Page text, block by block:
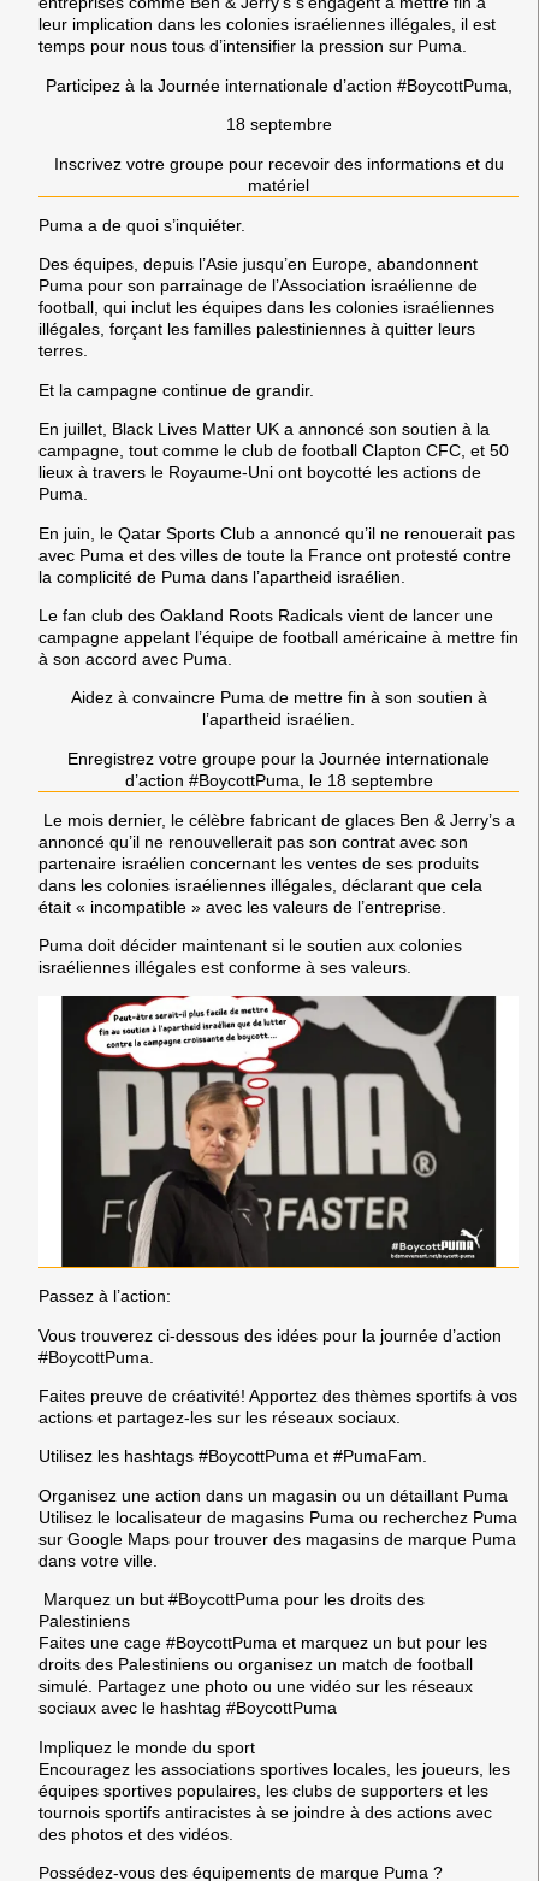
leur implication dans les colonies israéliennes illégales, il est
temps pour nous tous d’intensifier la pression sur Puma.
Participez à la Journée internationale d’action #BoycottPuma,
18 septembre
Inscrivez votre groupe pour recevoir des informations et du
matériel
Puma a de quoi s’inquiéter.
Des équipes, depuis l’Asie jusqu’en Europe, abandonnent
Puma pour son parrainage de l’Association israélienne de
football, qui inclut les équipes dans les colonies israéliennes
illégales, forçant les familles palestiniennes à quitter leurs
terres.
Et la campagne continue de grandir.
En juillet, Black Lives Matter UK a annoncé son soutien à la
campagne, tout comme le club de football Clapton CFC, et 50
lieux à travers le Royaume-Uni ont boycotté les actions de
Puma.
En juin, le Qatar Sports Club a annoncé qu’il ne renouerait pas
avec Puma et des villes de toute la France ont protesté contre
la complicité de Puma dans l’apartheid israélien.
Le fan club des Oakland Roots Radicals vient de lancer une
campagne appelant l’équipe de football américaine à mettre fin
à son accord avec Puma.
Aidez à convaincre Puma de mettre fin à son soutien à
l’apartheid israélien.
Enregistrez votre groupe pour la Journée internationale
d’action #BoycottPuma, le 18 septembre
Le mois dernier, le célèbre fabricant de glaces Ben & Jerry’s a
annoncé qu’il ne renouvellerait pas son contrat avec son
partenaire israélien concernant les ventes de ses produits
dans les colonies israéliennes illégales, déclarant que cela
était « incompatible » avec les valeurs de l’entreprise.
Puma doit décider maintenant si le soutien aux colonies
israéliennes illégales est conforme à ses valeurs.
Passez à l’action:
Vous trouverez ci-dessous des idées pour la journée d’action
#BoycottPuma.
Faites preuve de créativité! Apportez des thèmes sportifs à vos
actions et partagez-les sur les réseaux sociaux.
Utilisez les hashtags #BoycottPuma et #PumaFam.
Organisez une action dans un magasin ou un détaillant Puma
Utilisez le localisateur de magasins Puma ou recherchez Puma
sur Google Maps pour trouver des magasins de marque Puma
dans votre ville.
Marquez un but #BoycottPuma pour les droits des
Palestiniens
Faites une cage #BoycottPuma et marquez un but pour les
droits des Palestiniens ou organisez un match de football
simulé. Partagez une photo ou une vidéo sur les réseaux
sociaux avec le hashtag #BoycottPuma
Impliquez le monde du sport
Encouragez les associations sportives locales, les joueurs, les
équipes sportives populaires, les clubs de supporters et les
tournois sportifs antiracistes à se joindre à des actions avec
des photos et des vidéos.
Possédez-vous des équipements de marque Puma ?